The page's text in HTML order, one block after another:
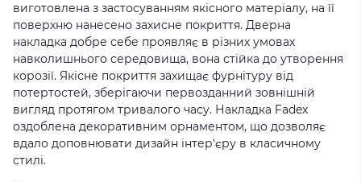
виготовлена з застосуванням якісного матеріалу, на її
поверхню нанесено захисне покриття. Дверна
накладка добре себе проявляє в різних умовах
навколишнього середовища, вона стійка до утворення
корозії. Якісне покриття захищає фурнітуру від
потертостей, зберігаючи первозданний зовнішній
вигляд протягом тривалого часу. Накладка Fadex
оздоблена декоративним орнаментом, що дозволяє
вдало доповнювати дизайн інтер'єру в класичному
стилі.